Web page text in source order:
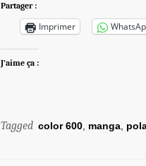
Partager :
Imprimer
J’aime ça :
Tagged color 600 manga